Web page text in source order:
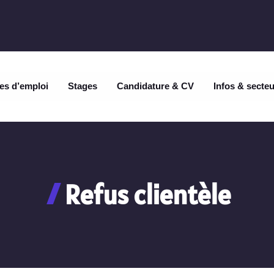
d’emploi Stages Candidature & CV Infos &
Refus clientèle